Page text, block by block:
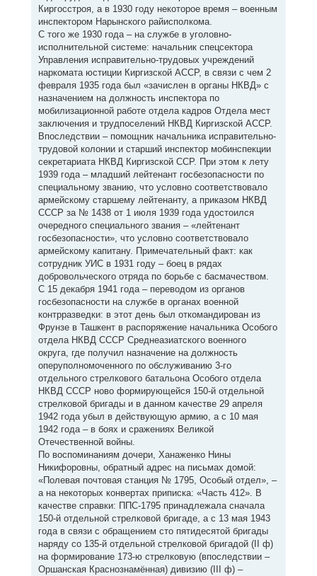
Киргосстроя, а в 1930 году некоторое время – военным
инспектором Нарынского райисполкома.
С того же 1930 года – на службе в уголовно-
исполнительной системе: начальник спецсектора
Управления исправительно-трудовых учреждений
наркомата юстиции Киргизской АССР, в связи с чем 2
февраля 1935 года был «зачислен в органы НКВД» с
назначением на должность инспектора по
мобилизационной работе отдела кадров Отдела мест
заключения и трудпоселений НКВД Киргизской АССР.
Впоследствии – помощник начальника исправительно-
трудовой колонии и старший инспектор мобинспекции
секретариата НКВД Киргизской ССР. При этом к лету
1939 года – младший лейтенант госбезопасности по
специальному званию, что условно соответствовало
армейскому старшему лейтенанту, а приказом НКВД
СССР за № 1438 от 1 июля 1939 года удостоился
очередного специального звания – «лейтенант
госбезопасности», что условно соответствовало
армейскому капитану. Примечательный факт: как
сотрудник УИС в 1931 году – боец в рядах
добровольческого отряда по борьбе с басмачеством.
С 15 декабря 1941 года – переводом из органов
госбезопасности на службе в органах военной
контрразведки: в этот день был откомандирован из
Фрунзе в Ташкент в распоряжение начальника Особого
отдела НКВД СССР Среднеазиатского военного
округа, где получил назначение на должность
оперуполномоченного по обслуживанию 3-го
отдельного стрелкового батальона Особого отдела
НКВД СССР ново формирующейся 150-й отдельной
стрелковой бригады и в данном качестве 29 апреля
1942 года убыл в действующую армию, а с 10 мая
1942 года – в боях и сражениях Великой
Отечественной войны.
По воспоминаниям дочери, Ханаженко Нины
Никифоровны, обратный адрес на письмах домой:
«Полевая почтовая станция № 1795, Особый отдел», –
а на некоторых конвертах приписка: «Часть 412». В
качестве справки: ППС-1795 принадлежала сначала
150-й отдельной стрелковой бригаде, а с 13 мая 1943
года в связи с обращением сто пятидесятой бригады
наряду со 135-й отдельной стрелковой бригадой (II ф)
на формирование 173-ю стрелковую (впоследствии –
Оршанская Краснознамённая) дивизию (III ф) –